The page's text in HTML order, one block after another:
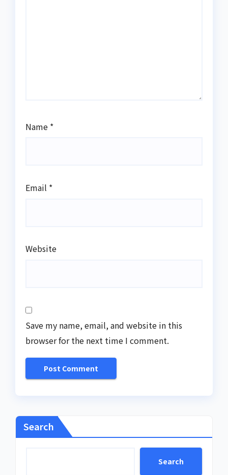
Name *
Email *
Website
Save my name, email, and website in this
browser for the next time I comment.
Search
Search